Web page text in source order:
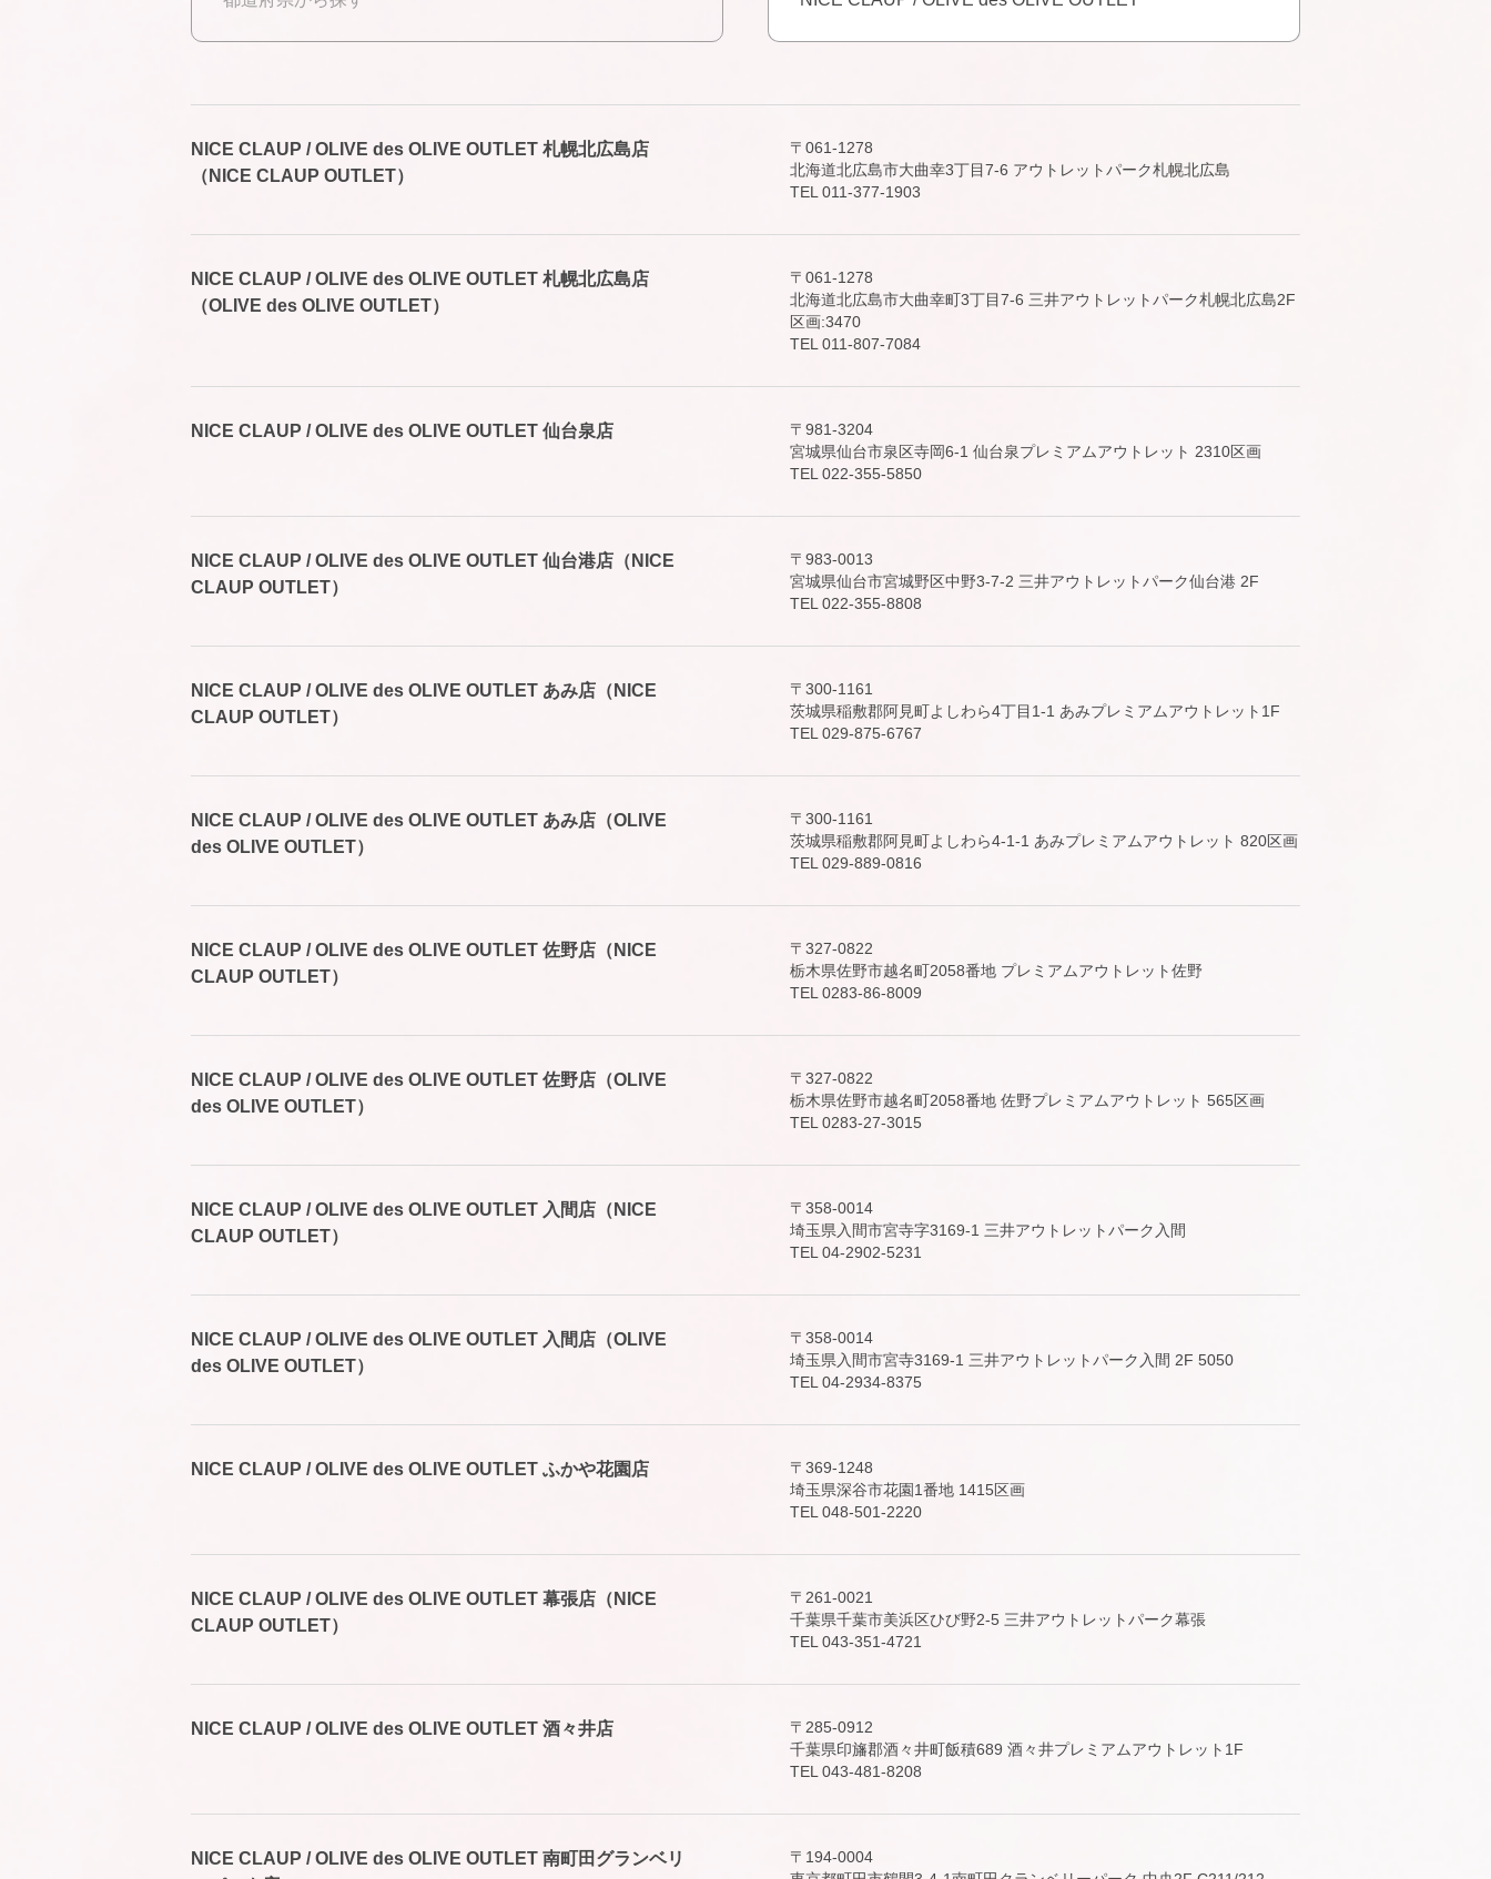
NICE CLAUP / OLIVE des OLIVE OUTLET 札幌北広島店
（NICE CLAUP OUTLET）
〒061-1278
北海道北広島市大曲幸3丁目7-6 アウトレットパーク札幌北広島
TEL 011-377-1903
NICE CLAUP / OLIVE des OLIVE OUTLET 札幌北広島店
（OLIVE des OLIVE OUTLET）
〒061-1278
北海道北広島市大曲幸町3丁目7-6 三井アウトレットパーク札幌北広島2F
区画:3470
TEL 011-807-7084
NICE CLAUP / OLIVE des OLIVE OUTLET 仙台泉店
〒981-3204
宮城県仙台市泉区寺岡6-1 仙台泉プレミアムアウトレット 2310区画
TEL 022-355-5850
NICE CLAUP / OLIVE des OLIVE OUTLET 仙台港店（NICE
CLAUP OUTLET）
〒983-0013
宮城県仙台市宮城野区中野3-7-2 三井アウトレットパーク仙台港 2F
TEL 022-355-8808
NICE CLAUP / OLIVE des OLIVE OUTLET あみ店（NICE
CLAUP OUTLET）
〒300-1161
茨城県稲敷郡阿見町よしわら4丁目1-1 あみプレミアムアウトレット1F
TEL 029-875-6767
NICE CLAUP / OLIVE des OLIVE OUTLET あみ店（OLIVE
des OLIVE OUTLET）
〒300-1161
茨城県稲敷郡阿見町よしわら4-1-1 あみプレミアムアウトレット 820区画
TEL 029-889-0816
NICE CLAUP / OLIVE des OLIVE OUTLET 佐野店（NICE
CLAUP OUTLET）
〒327-0822
栃木県佐野市越名町2058番地 プレミアムアウトレット佐野
TEL 0283-86-8009
NICE CLAUP / OLIVE des OLIVE OUTLET 佐野店（OLIVE
des OLIVE OUTLET）
〒327-0822
栃木県佐野市越名町2058番地 佐野プレミアムアウトレット 565区画
TEL 0283-27-3015
NICE CLAUP / OLIVE des OLIVE OUTLET 入間店（NICE
CLAUP OUTLET）
〒358-0014
埼玉県入間市宮寺字3169-1 三井アウトレットパーク入間
TEL 04-2902-5231
NICE CLAUP / OLIVE des OLIVE OUTLET 入間店（OLIVE
des OLIVE OUTLET）
〒358-0014
埼玉県入間市宮寺3169-1 三井アウトレットパーク入間 2F 5050
TEL 04-2934-8375
NICE CLAUP / OLIVE des OLIVE OUTLET ふかや花園店
〒369-1248
埼玉県深谷市花園1番地 1415区画
TEL 048-501-2220
NICE CLAUP / OLIVE des OLIVE OUTLET 幕張店（NICE
CLAUP OUTLET）
〒261-0021
千葉県千葉市美浜区ひび野2-5 三井アウトレットパーク幕張
TEL 043-351-4721
NICE CLAUP / OLIVE des OLIVE OUTLET 酒々井店
〒285-0912
千葉県印旛郡酒々井町飯積689 酒々井プレミアムアウトレット1F
TEL 043-481-8208
NICE CLAUP / OLIVE des OLIVE OUTLET 南町田グランベリ
〒194-0004